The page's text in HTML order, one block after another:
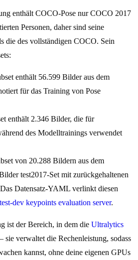
enthält COCO-Pose nur COCO 2017
Personen, daher sind seine
die des vollständigen COCO. Sein
enthält 56.599 Bilder aus dem
für das Training von Pose
enthält 2.346 Bilder, die für
des Modelltrainings verwendet
von 20.288 Bildern aus dem
test2017-Set mit zurückgehaltenen
Datensatz-YAML verlinkt diesen
dev keypoints evaluation server.
ist der Bereich, in dem die Ultralytics
sie verwaltet die Rechenleistung, sodass
kannst, ohne deine eigenen GPUs